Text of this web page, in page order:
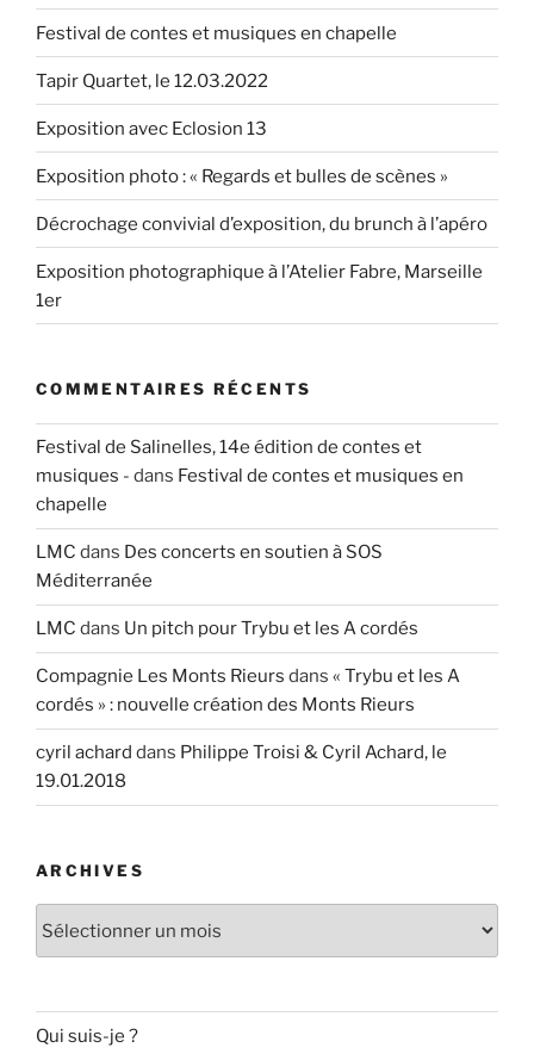
Festival de contes et musiques en chapelle
Tapir Quartet, le 12.03.2022
Exposition avec Eclosion 13
Exposition photo : « Regards et bulles de scènes »
Décrochage convivial d’exposition, du brunch à l’apéro
Exposition photographique à l’Atelier Fabre, Marseille
1er
COMMENTAIRES RÉCENTS
Festival de Salinelles, 14e édition de contes et
musiques - dans Festival de contes et musiques en
chapelle
LMC dans Des concerts en soutien à SOS
Méditerranée
LMC dans Un pitch pour Trybu et les A cordés
Compagnie Les Monts Rieurs dans « Trybu et les A
cordés » : nouvelle création des Monts Rieurs
cyril achard dans Philippe Troisi & Cyril Achard, le
19.01.2018
ARCHIVES
Qui suis-je ?